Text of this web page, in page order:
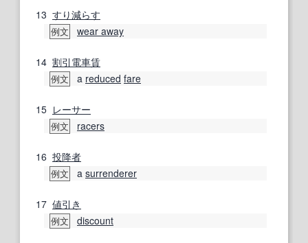
13 すり減らす
例文 wear away
14 割引 電車賃
例文 a reduced fare
15 レーサー
例文 racers
16 投降者
例文 a surrenderer
17 値引き
例文 discount